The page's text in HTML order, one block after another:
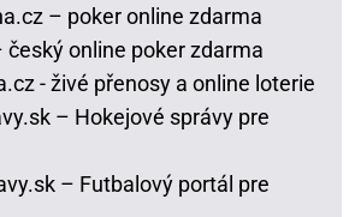
– poker online zdarma
český online poker zdarma
- živé přenosy a online loterie
– Hokejové správy pre
– Futbalový portál pre